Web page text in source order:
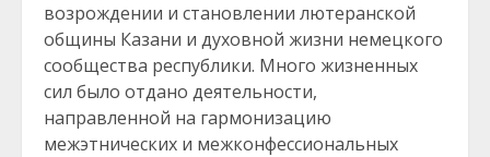
возрождении и становлении лютеранской
общины Казани и духовной жизни немецкого
сообщества республики. Много жизненных
сил было отдано деятельности,
направленной на гармонизацию
межэтнических и межконфессиональных